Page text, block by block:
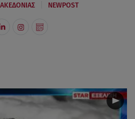
NEWPOST